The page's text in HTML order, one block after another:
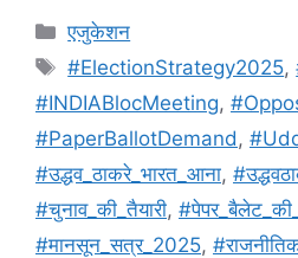
c
e
b
o
o
k
ai
l
s
A
p
p
gr
a
m
Categories
एजुकेशन
Tags
#ElectionStrategy2025,
#INDIABlocMeeting,
#PaperBallotDemand,
#उद्धव_ठाकरे_भारत_आना,
#चुनाव_की_तैयारी,
#मानसून_सत्र_2025,